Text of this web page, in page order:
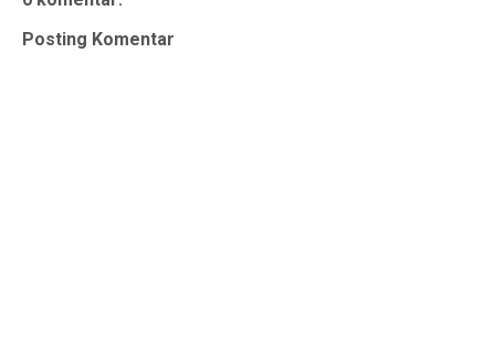
Posting Komentar